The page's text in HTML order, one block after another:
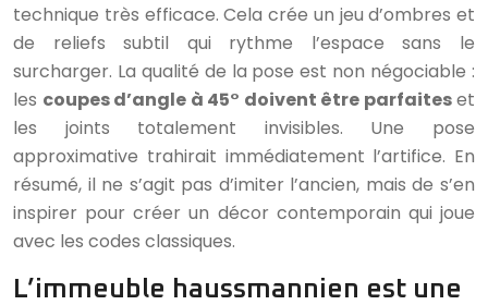
technique très efficace. Cela crée un jeu d’ombres et
de reliefs subtil qui rythme l’espace sans le
surcharger. La qualité de la pose est non négociable :
les coupes d’angle à 45° doivent être parfaiteset
les joints totalement invisibles. Une pose
approximative trahirait immédiatement l’artifice. En
résumé, il ne s’agit pas d’imiter l’ancien, mais de s’en
inspirer pour créer un décor contemporain qui joue
avec les codes classiques.
L’immeuble haussmannien est une